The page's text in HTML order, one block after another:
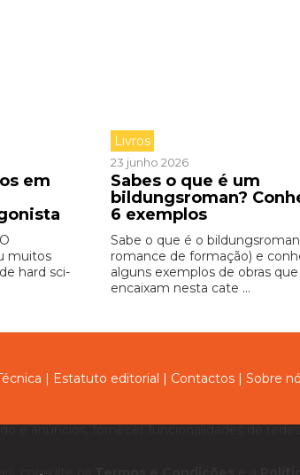
em
muitos
hard sci-
Livros
23 junho 2026
Sabes o que é um
bildungsroman?
6 exemplos
Sabe o que é o
romance de formação) e
alguns exemplos de obras que
encaixam nesta cate ...
| Estatuto editorial | Contactos | Sobre
e anúncios, fornecer funcionalidades de